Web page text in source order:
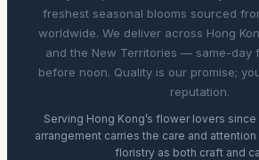
freshest seasonal blooms sourced
worldwide. We deliver across Hong
and the New Territories — same-day
before noon. Quality is our promise;
reputation.
Serving Hong Kong’s flower lovers
arrangement carries the care and
floristry as both craft and